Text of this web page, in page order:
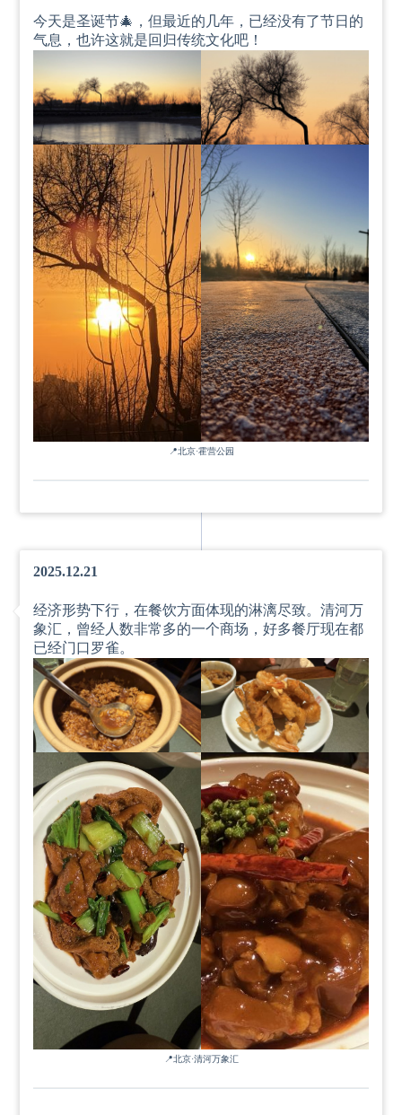
今天是圣诞节🎄，但最近的几年，已经没有了节日的
气息，也许这就是回归传统文化吧！
📍北京·霍营公园
2025.12.21
经济形势下行，在餐饮方面体现的淋漓尽致。清河万
象汇，曾经人数非常多的一个商场，好多餐厅现在都
已经门口罗雀。
📍北京·清河万象汇